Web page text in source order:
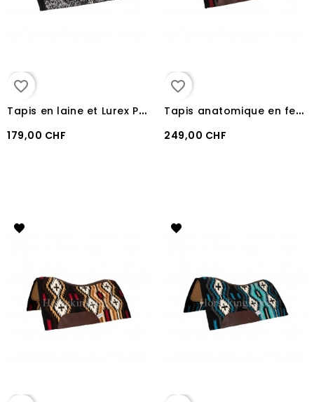
favorite_border
T
apis en laine et Lurex Pool's 34X36
179,00 CHF
favorite_border
T
apis anatomique en feutre et 100% laine Pool's Red/Black
249,00 CHF